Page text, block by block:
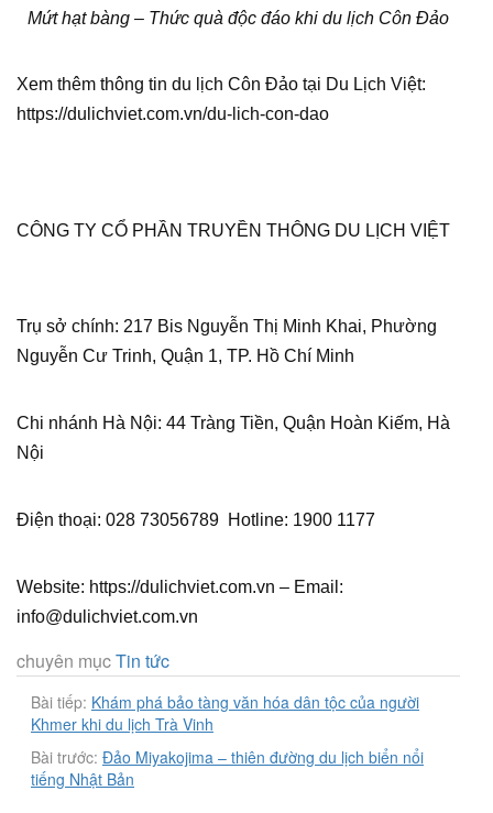
Mứt hạt bàng – Thức quà độc đáo khi du lịch Côn Đảo
Xem thêm thông tin du lịch Côn Đảo tại Du Lịch Việt:
https://dulichviet.com.vn/du-lich-con-dao
CÔNG TY CỔ PHẦN TRUYỀN THÔNG DU LỊCH VIỆT
Trụ sở chính: 217 Bis Nguyễn Thị Minh Khai, Phường
Nguyễn Cư Trinh, Quận 1, TP. Hồ Chí Minh
Chi nhánh Hà Nội: 44 Tràng Tiền, Quận Hoàn Kiếm, Hà
Nội
Điện thoại: 028 73056789 Hotline: 1900 1177
Website: https://dulichviet.com.vn – Email:
info@dulichviet.com.vn
chuyên mụcTin tức
Bài tiếp: Khám phá bảo tàng văn hóa dân tộc của người
Khmer khi du lịch Trà Vinh
Bài trước: Đảo Miyakojima – thiên đường du lịch biển nổi
tiếng Nhật Bản